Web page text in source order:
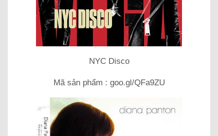
NYC Disco
Mã sản phẩm : goo.gl/QFa9ZU